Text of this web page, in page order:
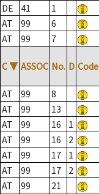
DE
41 1
AT
99 6
AT
99 7
C ▼ ASSOC No. D Code
AT 99 8
AT
99 13
AT
99 16 1
AT
99 16 2
AT
99 17 1
AT
99 17 2
AT
99 21